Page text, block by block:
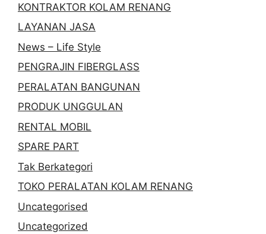
KONTRAKTOR KOLAM RENANG
LAYANAN JASA
News – Life Style
PENGRAJIN FIBERGLASS
PERALATAN BANGUNAN
PRODUK UNGGULAN
RENTAL MOBIL
SPARE PART
Tak Berkategori
TOKO PERALATAN KOLAM RENANG
Uncategorised
Uncategorized